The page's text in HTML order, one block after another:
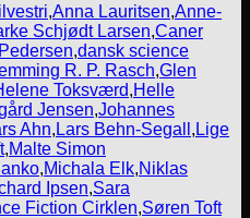
,Anna Lauritsen,Anne-
Schjødt Larsen,Caner
,dansk science
R. P. Rasch,Glen
Toksværd,Helle
Jensen,Johannes
Ahn, Lars Behn-Segall , Lige
,Malte Simon
,Michala Elk,Niklas
Ipsen,Sara
Fiction Cirklen,Søren Toft